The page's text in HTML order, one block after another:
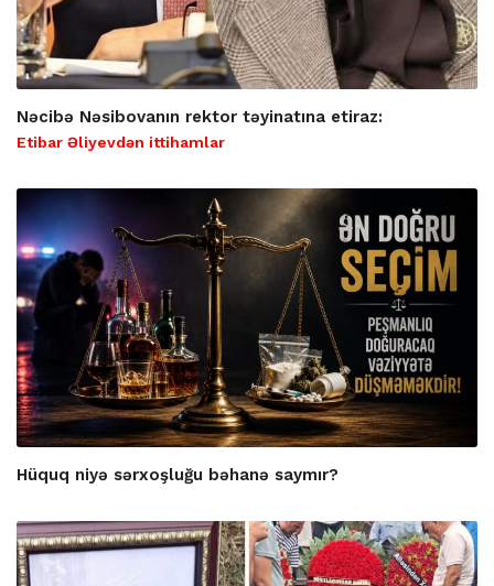
Nəcibə Nəsibovanın rektor təyinatına etiraz:
Etibar Əliyevdən ittihamlar
Hüquq niyə sərxoşluğu bəhanə saymır?